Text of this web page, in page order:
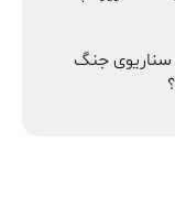
سناریوی جنگ